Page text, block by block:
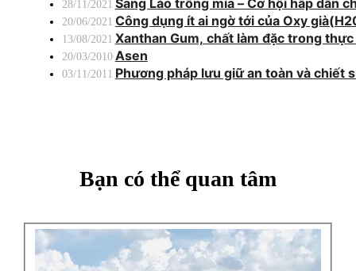
28/11/2021 Sang Lào trồng mía – Cơ hội hấp dẫn
20/06/2021 Công dụng ít ai ngờ tới của Oxy
13/08/2021 Xanthan Gum, chất làm đặc trong
20/03/2010 Asen
03/11/2011 Phương pháp lưu giữ an toàn và chiết
Bạn có thể quan tâm